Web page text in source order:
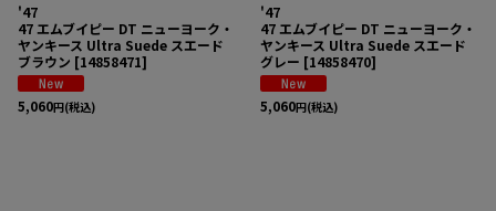
'47
47 エムブイピー DT ニューヨーク・
ヤンキース Ultra Suede スエード
ブラウン [14858471]
5,060円(税込)
'47
47 エムブイピー DT ニューヨーク・
ヤンキース Ultra Suede スエード
グレー [14858470]
5,060円(税込)